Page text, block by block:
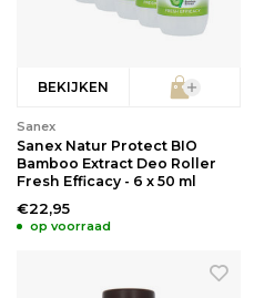
BEKIJKEN
Sanex
Sanex Natur Protect BIO
Bamboo Extract Deo Roller
Fresh Efficacy - 6 x 50 ml
€22,95
op voorraad